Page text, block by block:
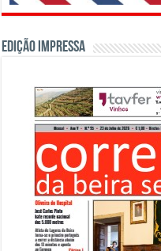
Edição Impressa